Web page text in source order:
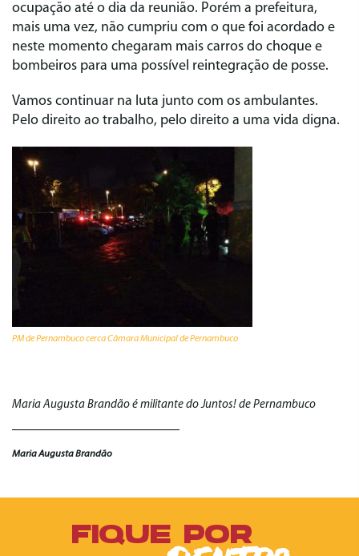
ocupação até o dia da reunião. Porém a prefeitura,
mais uma vez, não cumpriu com o que foi acordado e
neste momento chegaram mais carros do choque e
bombeiros para uma possível reintegração de posse.
Vamos continuar na luta junto com os ambulantes.
Pelo direito ao trabalho, pelo direito a uma vida digna.
PM de Pernambuco cerca Câmara Municipal de Pernambuco
Maria Augusta Brandão é militante do Juntos! de Pernambuco
Maria Augusta Brandão
FIQUE POR